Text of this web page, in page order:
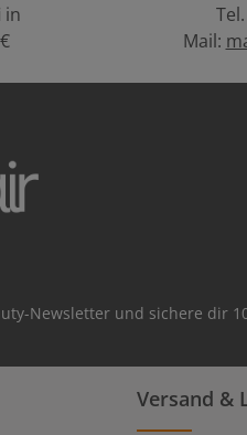
in
Tel.
Mail:
Newsletter und sichere dir
Versand &